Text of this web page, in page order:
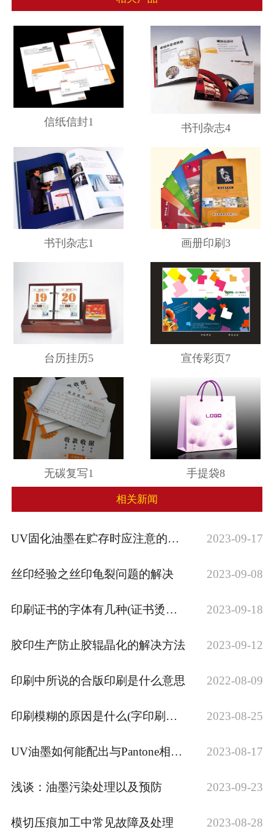
信纸信封1
书刊杂志4
书刊杂志1 画册印刷3
台历挂历5 宣传彩页7
无碳复写1 手提袋8
相关新闻
UV固化油墨在贮存时应注意的问题(uv油··· 2023-09-17
丝印经验之丝印龟裂问题的解决 2023-09-08
印刷证书的字体有几种(证书烫金字体印刷) 2023-09-18
胶印生产防止胶辊晶化的解决方法 2023-09-12
印刷中所说的合版印刷是什么意思 2022-08-09
印刷模糊的原因是什么(字印刷模糊什么原因··· 2023-08-25
UV油墨如何能配出与Pantone相同的··· 2023-08-17
浅谈：油墨污染处理以及预防 2023-09-23
模切压痕加工中常见故障及处理 2023-08-28